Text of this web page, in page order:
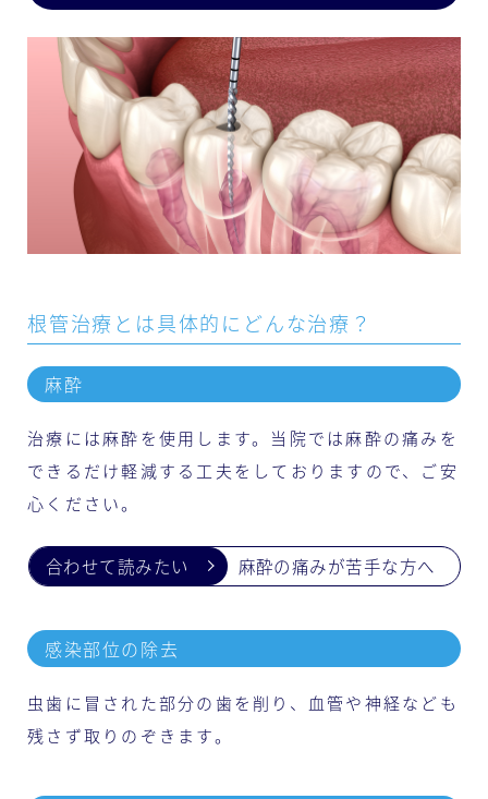
根管治療とは具体的にどんな治療？
麻酔
治療には麻酔を使用します。当院では麻酔の痛みを
できるだけ軽減する工夫をしておりますので、ご安
心ください。
麻酔の痛みが苦手な方へ
感染部位の除去
虫歯に冒された部分の歯を削り、血管や神経なども
残さず取りのぞきます。